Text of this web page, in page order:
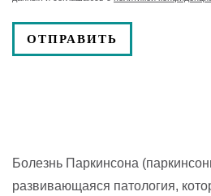
Болезнь Паркинсона
развивающаяся патология,